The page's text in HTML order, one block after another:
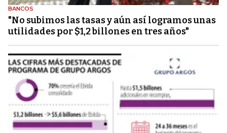
BANCOS
"No subimos las tasas y aún así logramos unas
utilidades por $1,2 billones en tres años"